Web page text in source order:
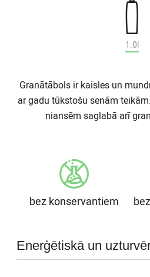
1.0l
Granātābols ir kaisles un
ar gadu tūkstošu senām
niansēm saglabā arī
bez konservantiem
Enerģētiskā un